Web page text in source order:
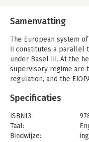
Samenvatting
The European system
II constitutes a parallel
under Basel III. At the
supervisory regime are
regulation, and the
European insurance
predominantly from a
Specificaties
ISBN13:
Taal:
Bindwijze: